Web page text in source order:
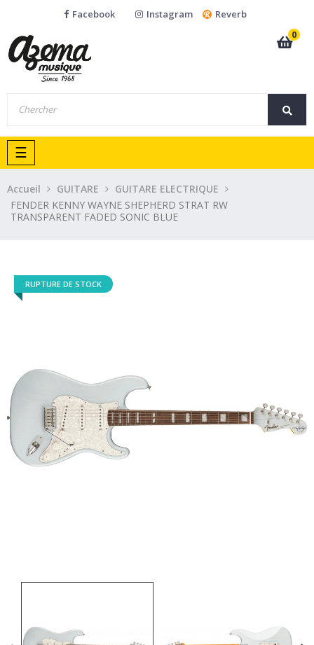
Facebook Instagram
Reverb
0
Basculer
la
navigation
☰
Accueil GUITARE
GUITARE ELECTRIQUE
FENDER KENNY WAYNE SHEPHERD STRAT RW
TRANSPARENT FADED SONIC BLUE
RUPTURE DE STOCK